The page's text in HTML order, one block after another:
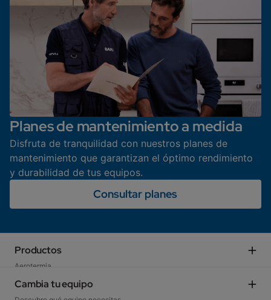
Planes de mantenimiento a medida
Disfruta de tranquilidad con nuestros planes de
mantenimiento que garantizan el óptimo rendimiento
y durabilidad de tus equipos.
Consultar planes
Productos
Aerotermia
Calderas de gas​
Calderas gasóleo, biomasa, eléctricas​
Cambia tu equipo